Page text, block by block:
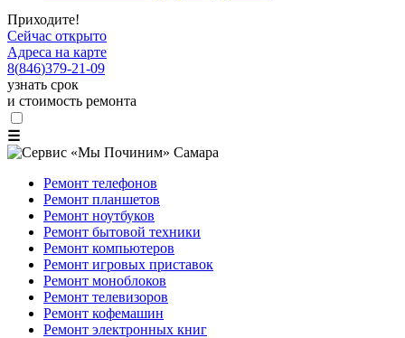
Приходите!
Сейчас открыто
Адреса на карте
8(846)379-21-09
узнать срок
и стоимость ремонта
☰
Ремонт телефонов
Ремонт планшетов
Ремонт ноутбуков
Ремонт бытовой техники
Ремонт компьютеров
Ремонт игровых приставок
Ремонт моноблоков
Ремонт телевизоров
Ремонт кофемашин
Ремонт электронных книг